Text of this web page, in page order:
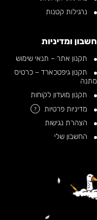
נרגילות קטנות
חשבון ומדיניות
תקנון אתר – תנאי שימוש
תקנון גיפטכארד – כרטיס
מתנה
תקנון מועדון לקוחות
מדיניות פרטיות
?
הצהרת נגישות
החשבון שלי